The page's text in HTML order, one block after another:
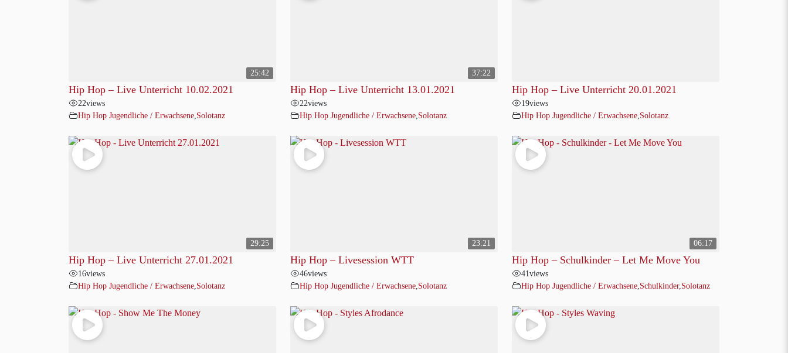
25:42
Hip Hop – Live Unterricht 10.02.2021
22views
Hip Hop Jugendliche / Erwachsene Solotanz
37:22
Hip Hop – Live Unterricht 13.01.2021
22views
Hip Hop Jugendliche / Erwachsene, Solotanz
Hip Hop – Live Unterricht 20.01.2021
19views
Hip Hop Jugendliche / Erwachsene, Solotanz
29:25
Hip Hop – Live Unterricht 27.01.2021
16views
Hip Hop Jugendliche / Erwachsene Solotanz
23:21
Hip Hop – Livesession WTT
46views
Hip Hop Jugendliche / Erwachsene, Solotanz
06:17
Hip Hop – Schulkinder – Let Me Move You
41views
Hip Hop Jugendliche / Erwachsene, Schulkinder, Solotanz